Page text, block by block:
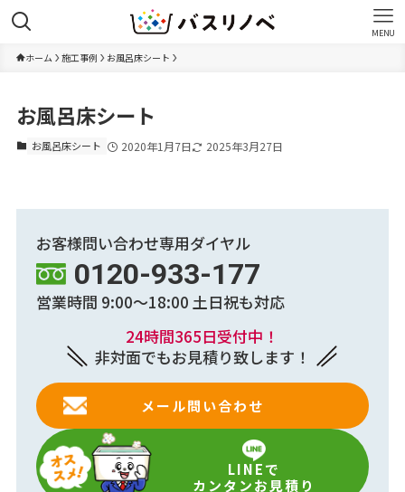
MENU
ホーム 施工事例 お風呂床シート
お風呂床シート
お風呂床シート 2020年1月7日 2025年3月27日
お客様問い合わせ専用ダイヤル
0120-933-177
営業時間 9:00～18:00 土日祝も対応
24時間365日受付中！
非対面でもお見積り致します！
メール問い合わせ
LINEで
カンタンお見積り